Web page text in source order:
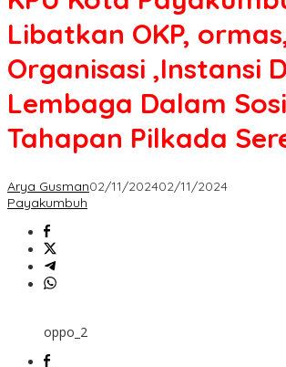
Libatkan OKP,
Organisasi ,Instansi
Lembaga Dalam
Tahapan Pilkada
Arya Gusman02/11/202402/11/2024
Payakumbuh
oppo_2